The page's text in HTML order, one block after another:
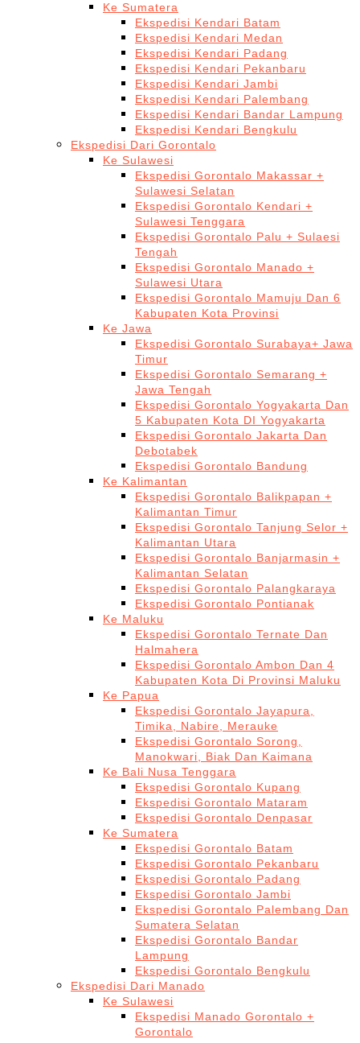
Ke Sumatera
Ekspedisi Kendari Batam
Ekspedisi Kendari Medan
Ekspedisi Kendari Padang
Ekspedisi Kendari Pekanbaru
Ekspedisi Kendari Jambi
Ekspedisi Kendari Palembang
Ekspedisi Kendari Bandar Lampung
Ekspedisi Kendari Bengkulu
Ekspedisi Dari Gorontalo
Ke Sulawesi
Ekspedisi Gorontalo Makassar +
Sulawesi Selatan
Ekspedisi Gorontalo Kendari +
Sulawesi Tenggara
Ekspedisi Gorontalo Palu + Sulaesi
Tengah
Ekspedisi Gorontalo Manado +
Sulawesi Utara
Ekspedisi Gorontalo Mamuju Dan 6
Kabupaten Kota Provinsi
Ke Jawa
Ekspedisi Gorontalo Surabaya+ Jawa
Timur
Ekspedisi Gorontalo Semarang +
Jawa Tengah
Ekspedisi Gorontalo Yogyakarta Dan
5 Kabupaten Kota DI Yogyakarta
Ekspedisi Gorontalo Jakarta Dan
Debotabek
Ekspedisi Gorontalo Bandung
Ke Kalimantan
Ekspedisi Gorontalo Balikpapan +
Kalimantan Timur
Ekspedisi Gorontalo Tanjung Selor +
Kalimantan Utara
Ekspedisi Gorontalo Banjarmasin +
Kalimantan Selatan
Ekspedisi Gorontalo Palangkaraya
Ekspedisi Gorontalo Pontianak
Ke Maluku
Ekspedisi Gorontalo Ternate Dan
Halmahera
Ekspedisi Gorontalo Ambon Dan 4
Kabupaten Kota Di Provinsi Maluku
Ke Papua
Ekspedisi Gorontalo Jayapura,
Timika, Nabire, Merauke
Ekspedisi Gorontalo Sorong,
Manokwari, Biak Dan Kaimana
Ke Bali Nusa Tenggara
Ekspedisi Gorontalo Kupang
Ekspedisi Gorontalo Mataram
Ekspedisi Gorontalo Denpasar
Ke Sumatera
Ekspedisi Gorontalo Batam
Ekspedisi Gorontalo Pekanbaru
Ekspedisi Gorontalo Padang
Ekspedisi Gorontalo Jambi
Ekspedisi Gorontalo Palembang Dan
Sumatera Selatan
Ekspedisi Gorontalo Bandar
Lampung
Ekspedisi Gorontalo Bengkulu
Ekspedisi Dari Manado
Ke Sulawesi
Ekspedisi Manado Gorontalo +
Gorontalo